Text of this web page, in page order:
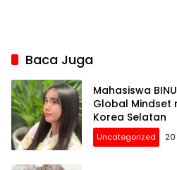
Baca Juga
Mahasiswa
Global Mindset
Korea Selatan
Uncategorized